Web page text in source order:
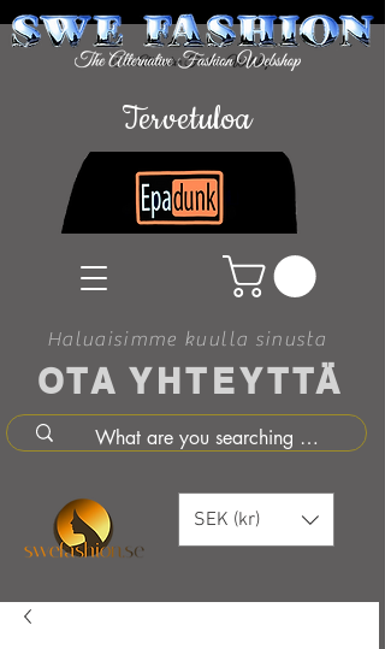
OTA YHTEYTTÄ
Haluaisimme kuulla sinusta
Tervetuloa
SEK (kr)